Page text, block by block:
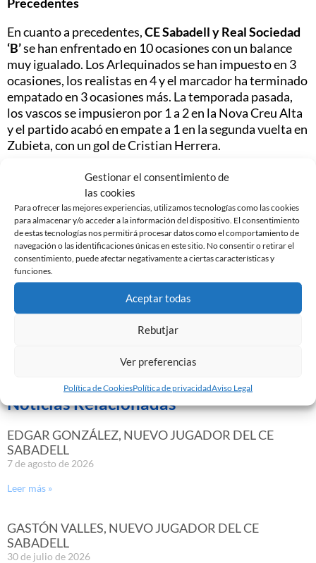
Gestionar el consentimiento de
las cookies
Para ofrecer las mejores experiencias, utilizamos tecnologías como las cookies
para almacenar y/o acceder a la información del dispositivo. El consentimiento
de estas tecnologías nos permitirá procesar datos como el comportamiento de
navegación o las identificaciones únicas en este sitio. No consentir o retirar el
consentimiento, puede afectar negativamente a ciertas características y
funciones.
Aceptar todas
Rebutjar
Ver preferencias
Política de CookiesPolítica de privacidadAviso Legal
En cuanto a precedentes,CE Sabadell y Real Sociedad
‘B’se han enfrentado en 10 ocasiones con un balance
muy igualado. Los Arlequinados se han impuesto en 3
ocasiones, los realistas en 4 y el marcador ha terminado
empatado en 3 ocasiones más. La temporada pasada,
los vascos se impusieron por 1 a 2 en la Nova Creu Alta
y el partido acabó en empate a 1 en la segunda vuelta en
Zubieta, con un gol de Cristian Herrera.
Información del partido
ElCentre d’Esports SabadellyReal Sociedad ‘B’se
enfrentarán a la Nova Creu Alta estedomingo día 5 de
noviembrea las17:00 horasen el partido
correspondiente a lajornada 11de la Primera
Federación. El arbitraje irá a cargo de Sergiu Claudiu
Muresan Muresan y el partido se podrá seguir por
o por el Twitter oficial del club
@CESabadell.
Noticias Relacionadas
EDGAR GONZÁLEZ, NUEVO JUGADOR DEL CE
SABADELL
7 de agosto de 2026
Leer más »
GASTÓN VALLES, NUEVO JUGADOR DEL CE
SABADELL
30 de julio de 2026